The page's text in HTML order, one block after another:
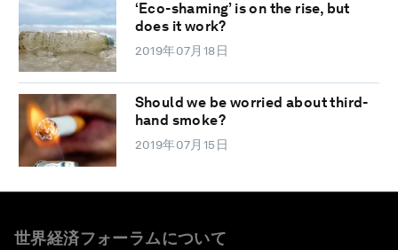
‘Eco-shaming’ is on the rise, but
does it work?
2019年07月18日
Should we be worried about third-
hand smoke?
2019年07月15日
世界経済フォーラムについて